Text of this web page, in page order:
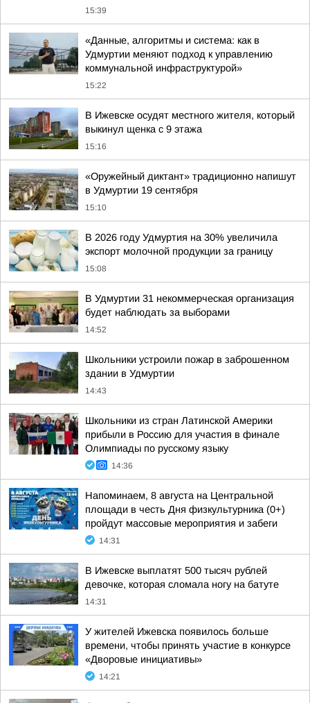
15:39
«Данные, алгоритмы и система: как в
Удмуртии меняют подход к управлению
коммунальной инфраструктурой»
15:22
В Ижевске осудят местного жителя, который
выкинул щенка с 9 этажа
15:16
«Оружейный диктант» традиционно напишут
в Удмуртии 19 сентября
15:10
В 2026 году Удмуртия на 30% увеличила
экспорт молочной продукции за границу
15:08
В Удмуртии 31 некоммерческая организация
будет наблюдать за выборами
14:52
Школьники устроили пожар в заброшенном
здании в Удмуртии
14:43
Школьники из стран Латинской Америки
прибыли в Россию для участия в финале
Олимпиады по русскому языку
14:36
Напоминаем, 8 августа на Центральной
площади в честь Дня физкультурника (0+)
пройдут массовые мероприятия и забеги
14:31
В Ижевске выплатят 500 тысяч рублей
девочке, которая сломала ногу на батуте
14:31
У жителей Ижевска появилось больше
времени, чтобы принять участие в конкурсе
«Дворовые инициативы»
14:21